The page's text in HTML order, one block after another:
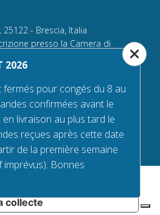
- Brescia, Italia
presso la Camera di
sociale versato Euro 25.000,00.
2026
pour congés du 8 au
confirmées avant le
livraison au plus tard le
reçues après cette date
de la première semaine
Bonnes
collecte
de confidentialité